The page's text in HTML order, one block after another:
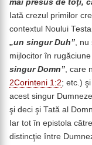
mai presus de toţi,
Iată crezul primilor
contextul Noului
„un singur Duh”, nu
mijlocitor în
singur Domn”, care
2Corinteni 1:2; etc.)
acest singur
şi deci şi Tată al
Iar tot în epistola
distincţie între